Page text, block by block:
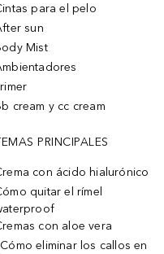
para el pelo
sun
Mist
cream y cc cream
PRINCIPALES
con ácido hialurónico
quitar el rímel
con aloe vera
eliminar los callos en